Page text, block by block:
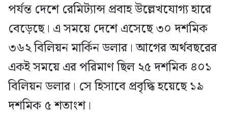
পর্যন্ত দেশে রেমিট্যান্স প্রবাহ উল্লেখযোগ্য হারে
বেড়েছে। এ সময়ে দেশে এসেছে ৩০ দশমিক
৩৬২ বিলিয়ন মার্কিন ডলার। আগের অর্থবছরের
একই সময়ে এর পরিমাণ ছিল ২৫ দশমিক ৪০১
বিলিয়ন ডলার। সে হিসাবে প্রবৃদ্ধি হয়েছে ১৯
দশমিক ৫ শতাংশ।